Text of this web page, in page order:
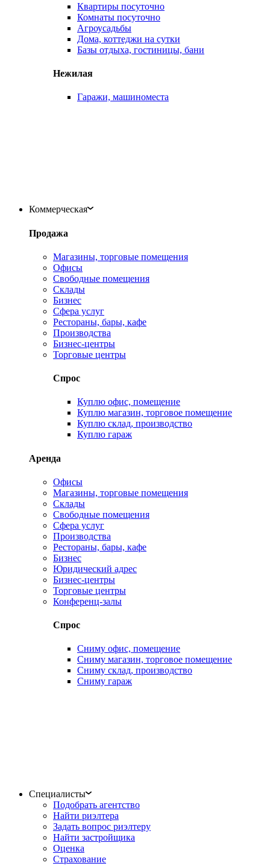
Квартиры посуточно
Комнаты посуточно
Агроусадьбы
Дома, коттеджи на сутки
Базы отдыха, гостиницы, бани
Нежилая
Гаражи, машиноместа
Коммерческая
Продажа
Магазины, торговые помещения
Офисы
Свободные помещения
Склады
Бизнес
Сфера услуг
Рестораны, бары, кафе
Производства
Бизнес-центры
Торговые центры
Спрос
Куплю офис, помещение
Куплю магазин, торговое помещение
Куплю склад, производство
Куплю гараж
Аренда
Офисы
Магазины, торговые помещения
Склады
Свободные помещения
Сфера услуг
Производства
Рестораны, бары, кафе
Бизнес
Юридический адрес
Бизнес-центры
Торговые центры
Конференц-залы
Спрос
Сниму офис, помещение
Сниму магазин, торговое помещение
Сниму склад, производство
Сниму гараж
Специалисты
Подобрать агентство
Найти риэлтера
Задать вопрос риэлтеру
Найти застройщика
Оценка
Страхование